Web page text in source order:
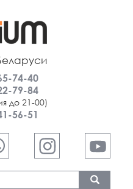
74-40
79-84
до 21-00)
56-51